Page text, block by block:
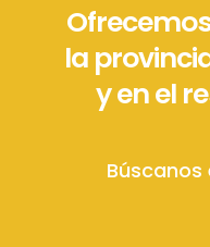
la
y en el